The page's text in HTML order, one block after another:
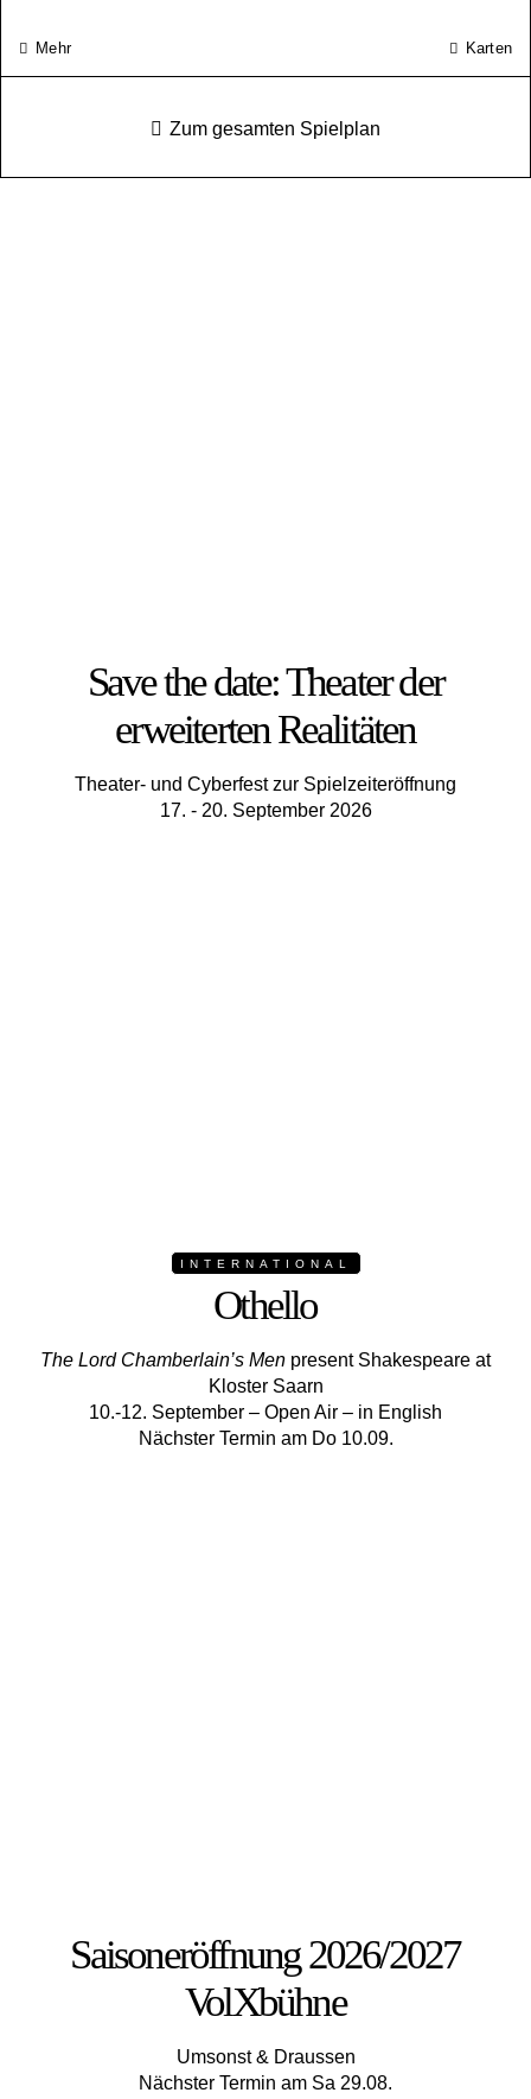
Mehr Karten
Zum gesamten Spielplan
Save the date: Theater der
erweiterten Realitäten
Theater- und Cyberfest zur Spielzeiteröffnung
17. - 20. September 2026
INTERNATIONAL
Othello
The Lord Chamberlain’s Men present Shakespeare at
Kloster Saarn
10.-12. September – Open Air – in English
Nächster Termin am Do 10.09.
Saisoneröffnung 2026/2027
VolXbühne
Umsonst & Draussen
Nächster Termin am Sa 29.08.